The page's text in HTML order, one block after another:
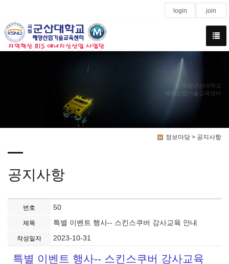
login join
국립군산대학교
해양산업기술교육센터
정보마당 > 공지사항
공지사항
번호 50
제목 특별 이벤트 행사-- 스킨스쿠버 강사교육 안내
작성일자 2023-10-31
특별 이벤트 행사-- 스킨스쿠버 강사교육